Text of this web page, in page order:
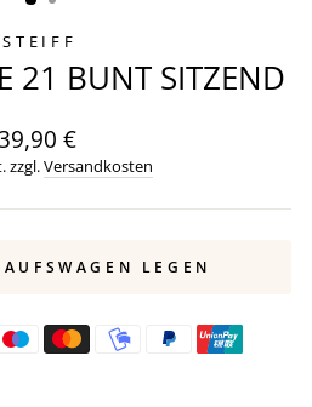
STEIFF
21 BUNT SITZEND
Normaler
€
zzgl.Versandkosten
LEGEN